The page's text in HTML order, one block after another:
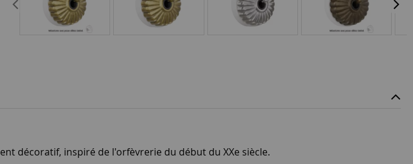
décoratif, inspiré de l'orfèvrerie du début du XXe siècle.